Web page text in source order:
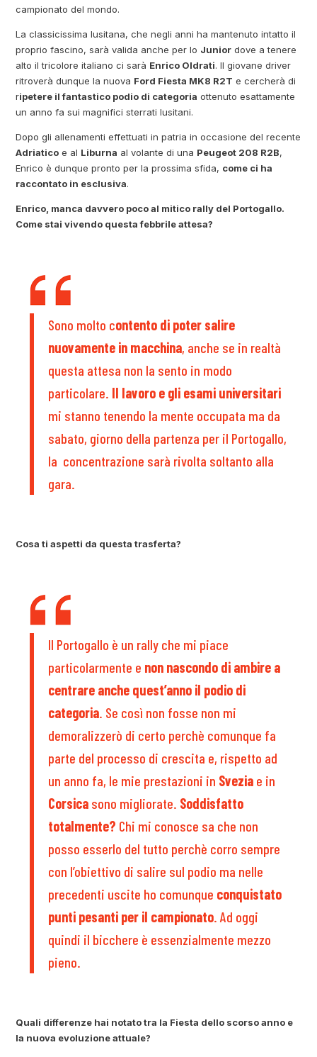
campionato del mondo.
La classicissima lusitana, che negli anni ha mantenuto intatto il
proprio fascino, sarà valida anche per lo Junior dove a tenere
alto il tricolore italiano ci sarà Enrico Oldrati. Il giovane driver
ritroverà dunque la nuova Ford Fiesta MK8 R2T e cercherà di
ripetere il fantastico podio di categoria ottenuto esattamente
un anno fa sui magnifici sterrati lusitani.
Dopo gli allenamenti effettuati in patria in occasione del recente
Adriatico e al Liburna al volante di una Peugeot 208 R2B,
Enrico è dunque pronto per la prossima sfida, come ci ha
raccontato in esclusiva.
Enrico, manca davvero poco al mitico rally del Portogallo.
Come stai vivendo questa febbrile attesa?
Sono molto contento di poter salire
nuovamente in macchina, anche se in realtà
questa attesa non la sento in modo
particolare. Il lavoro e gli esami universitari
mi stanno tenendo la mente occupata ma da
sabato, giorno della partenza per il Portogallo,
la concentrazione sarà rivolta soltanto alla
gara.
Cosa ti aspetti da questa trasferta?
Il Portogallo è un rally che mi piace
particolarmente e non nascondo di ambire a
centrare anche quest’anno il podio di
categoria. Se così non fosse non mi
demoralizzerò di certo perchè comunque fa
parte del processo di crescita e, rispetto ad
un anno fa, le mie prestazioni in Svezia e in
Corsica sono migliorate. Soddisfatto
totalmente? Chi mi conosce sa che non
posso esserlo del tutto perchè corro sempre
con l’obiettivo di salire sul podio ma nelle
precedenti uscite ho comunque conquistato
punti pesanti per il campionato. Ad oggi
quindi il bicchere è essenzialmente mezzo
pieno.
Quali differenze hai notato tra la Fiesta dello scorso anno e
la nuova evoluzione attuale?